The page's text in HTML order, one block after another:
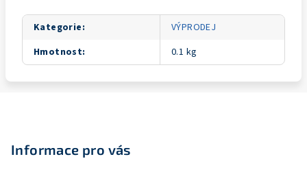
Kategorie:
VÝPRODEJ
Hmotnost: 0.1 kg
Informace pro vás